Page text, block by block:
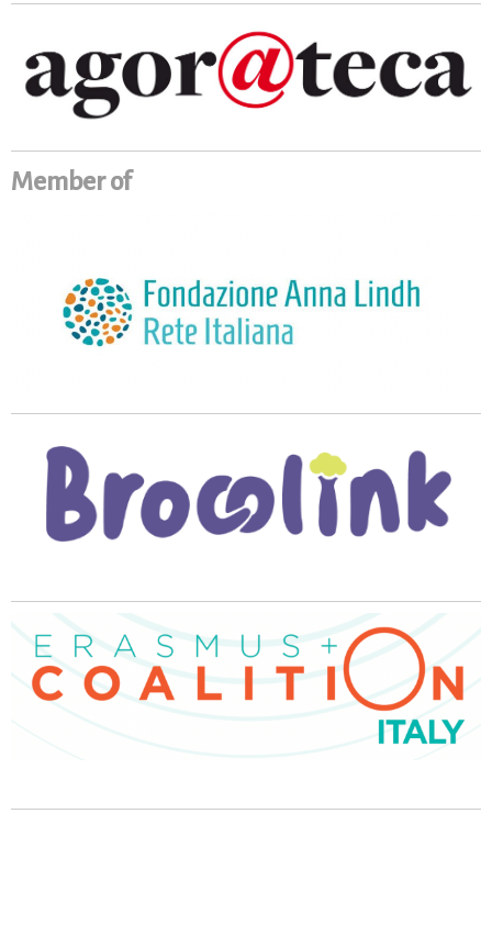
Member of